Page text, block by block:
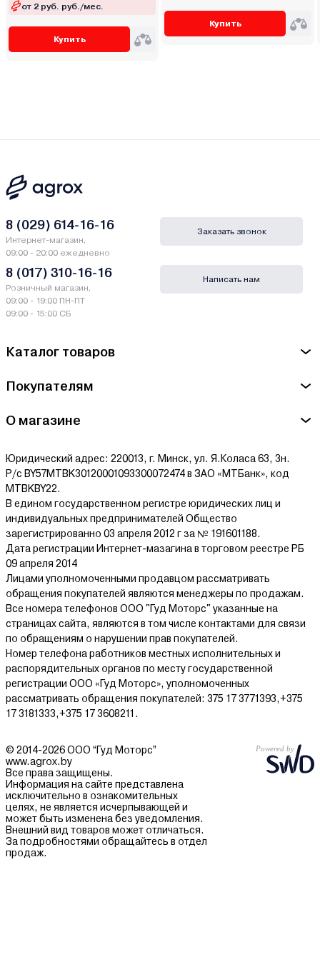
от 2 руб. руб./мес.
Купить
Купить
Каталог товаров
Покупателям
О магазине
Юридический адрес: 220013, г. Минск, ул. Я.Коласа 63, 3н.
Р/с BY57MTBK30120001093300072474 в ЗАО «МТБанк», код
MTBKBY22.
В едином государственном регистре юридических лиц и
индивидуальных предпринимателей Общество
зарегистрированно 03 апреля 2012 г за № 191601188.
Дата регистрации Интернет-мазагина в торговом реестре РБ
09 апреля 2014
Лицами уполномоченными продавцом рассматривать
обращения покупателей являются менеджеры по продажам.
Все номера телефонов ООО "Гуд Моторс" указанные на
страницах сайта, являются в том числе контактами для связи
по обращениям о нарушении прав покупателей.
Номер телефона работников местных исполнительных и
распорядительных органов по месту государственной
регистрации ООО «Гуд Моторс», уполномоченных
рассматривать обращения покупателей: 375 17 3771393,+375
17 3181333,+375 17 3608211.
8 (029) 614-16-16
Интернет-магазин,
09:00 - 20:00 ежедневно
8 (017) 310-16-16
Розничный магазин,
09:00 - 19:00 ПН-ПТ
09:00 - 15:00 СБ
Заказать звонок
Написать нам
© 2014-2026 ООО “Гуд Моторс”
www.agrox.by
Все права защищены.
Информация на сайте представлена
исключительно в ознакомительных
целях, не является исчерпывающей и
может быть изменена без уведомления.
Внешний вид товаров может отличаться.
За подробностями обращайтесь в отдел
продаж.